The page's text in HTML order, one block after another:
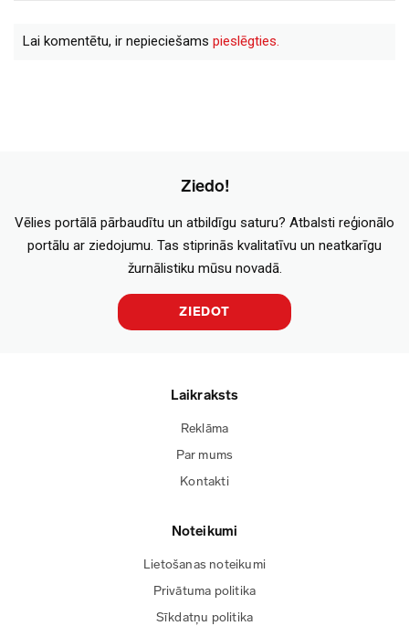
Lai komentētu, ir nepieciešams pieslēgties.
Ziedo!
Vēlies portālā pārbaudītu un atbildīgu saturu? Atbalsti reģionālo
portālu ar ziedojumu. Tas stiprinās kvalitatīvu un neatkarīgu
žurnālistiku mūsu novadā.
ZIEDOT
Laikraksts
Reklāma
Par mums
Kontakti
Noteikumi
Lietošanas noteikumi
Privātuma politika
Sīkdatņu politika